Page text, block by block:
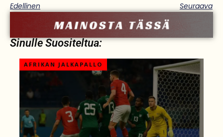
Edellinen Seuraava
Sinulle Suositeltua:
AFRIKAN JALKAPALLO